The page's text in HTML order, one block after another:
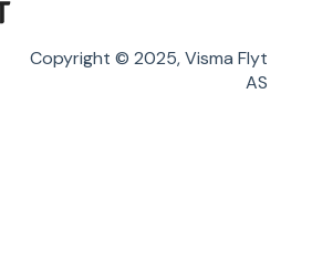
Copyright © 2025, Visma Flyt
AS